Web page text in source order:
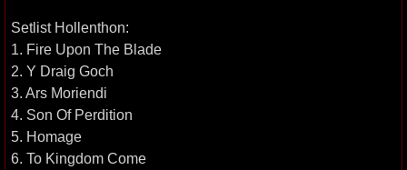
Setlist Hollenthon:
1. Fire Upon The Blade
2. Y Draig Goch
3. Ars Moriendi
4. Son Of Perdition
5. Homage
6. To Kingdom Come